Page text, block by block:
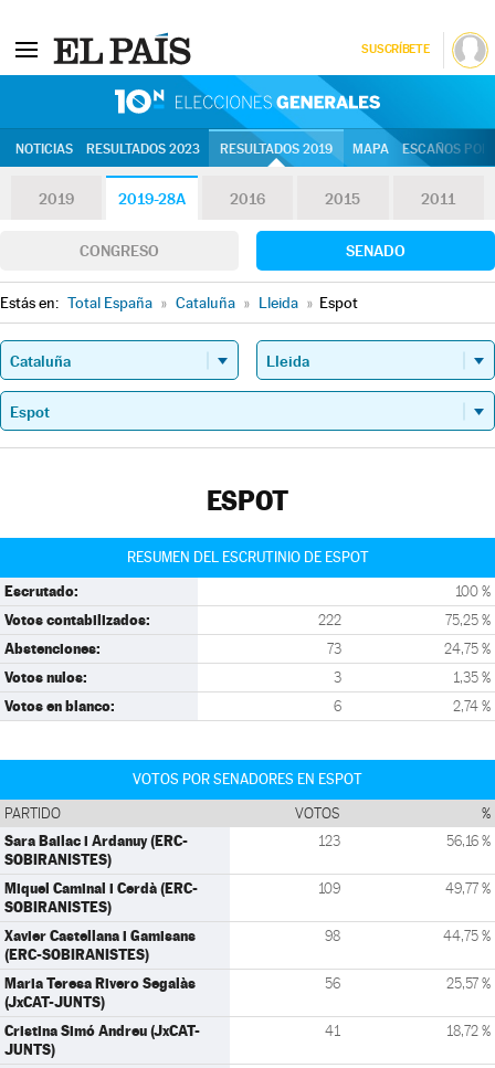
SUSCRÍBETE
NOTICIAS RESULTADOS 2023 RESULTADOS 2019 MAPA ESCAÑOS
2019 2019-28A 2016 2015 2011
CONGRESO SENADO
Estás en: Total España » Cataluña » Lleida » Espot
ESPOT
RESUMEN DEL ESCRUTINIO DE ESPOT
Escrutado: 100 %
Votos contabilizados: 222 75,25 %
Abstenciones: 73 24,75 %
Votos nulos: 3 1,35 %
Votos en blanco: 6 2,74 %
VOTOS POR SENADORES EN ESPOT
PARTIDO VOTOS %
Sara Bailac i Ardanuy (ERC-
SOBIRANISTES)
123 56,16 %
Miquel Caminal i Cerdà (ERC-
SOBIRANISTES)
109 49,77 %
Xavier Castellana i Gamisans
(ERC-SOBIRANISTES)
98 44,75 %
Maria Teresa Rivero Segalàs
(JxCAT-JUNTS)
56 25,57 %
Cristina Simó Andreu (JxCAT-
JUNTS)
41 18,72 %